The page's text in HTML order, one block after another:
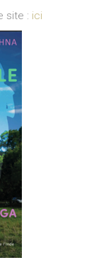
site : ici